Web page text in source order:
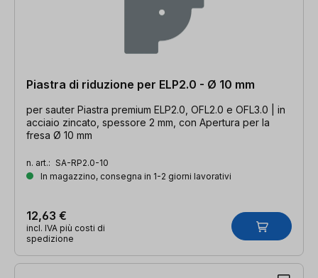
Piastra di riduzione per ELP2.0 - Ø 10 mm
per sauter Piastra premium ELP2.0, OFL2.0 e OFL3.0 | in
acciaio zincato, spessore 2 mm, con Apertura per la
fresa Ø 10 mm
n. art.: SA-RP2.0-10
In magazzino, consegna in 1-2 giorni lavorativi
12,63 €
incl. IVA più costi di
spedizione